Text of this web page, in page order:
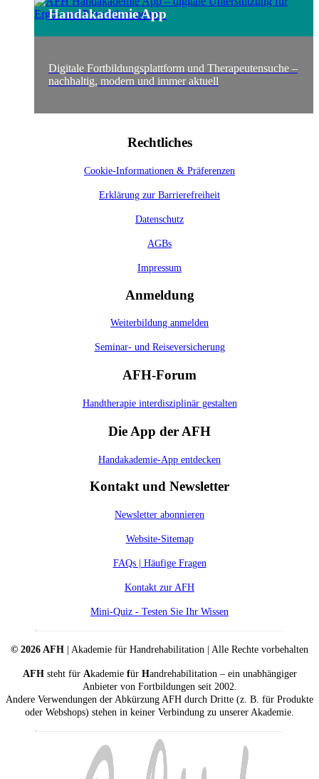
Handakademie App
Digitale Fortbildungsplattform und Therapeutensuche –
nachhaltig, modern und immer aktuell
Rechtliches
Cookie-Informationen & Präferenzen
Erklärung zur Barrierefreiheit
Datenschutz
AGBs
Impressum
Anmeldung
Weiterbildung anmelden
Seminar- und Reiseversicherung
AFH-Forum
Handtherapie interdisziplinär gestalten
Die App der AFH
Handakademie-App entdecken
Kontakt und Newsletter
Newsletter abonnieren
Website-Sitemap
FAQs | Häufige Fragen
Kontakt zur AFH
Mini-Quiz - Testen Sie Ihr Wissen
© 2026 AFH | Akademie für Handrehabilitation | Alle Rechte vorbehalten
AFH steht für Akademie für Handrehabilitation – ein unabhängiger
Anbieter von Fortbildungen seit 2002.
Andere Verwendungen der Abkürzung AFH durch Dritte (z. B. für Produkte
oder Webshops) stehen in keiner Verbindung zu unserer Akademie.